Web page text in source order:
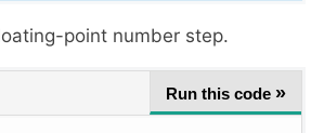
point number step.
Run this code »